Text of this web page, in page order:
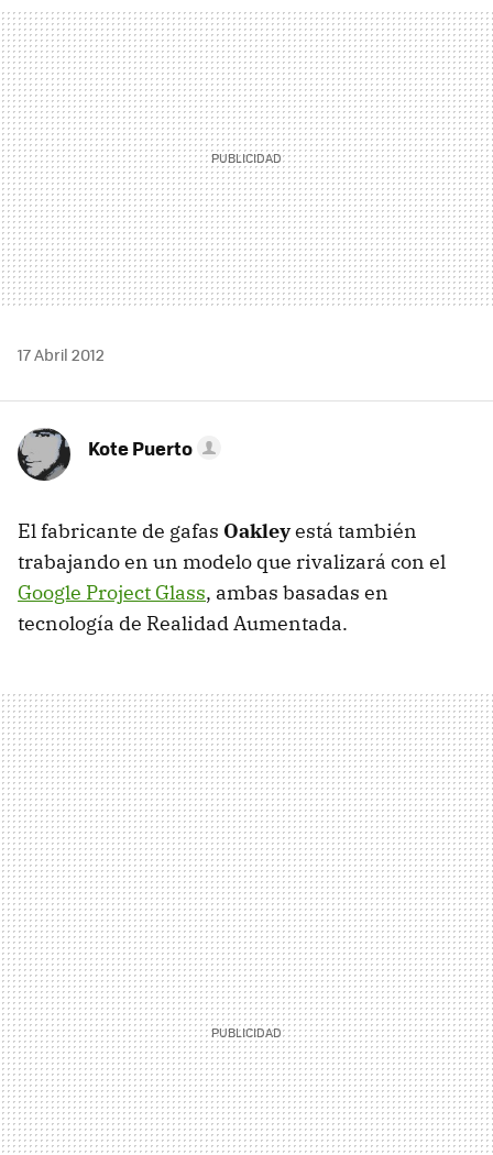
MAIL
17 Abril 2012
Kote Puerto
El fabricante de gafas Oakleyestá también
trabajando en un modelo que rivalizará con el
Google Project Glass, ambas basadas en
tecnología de Realidad Aumentada.